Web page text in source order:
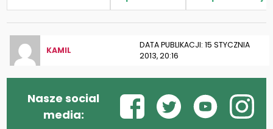
KAMIL
DATA PUBLIKACJI: 15 STYCZNIA
2013, 20:16
Nasze social
media: